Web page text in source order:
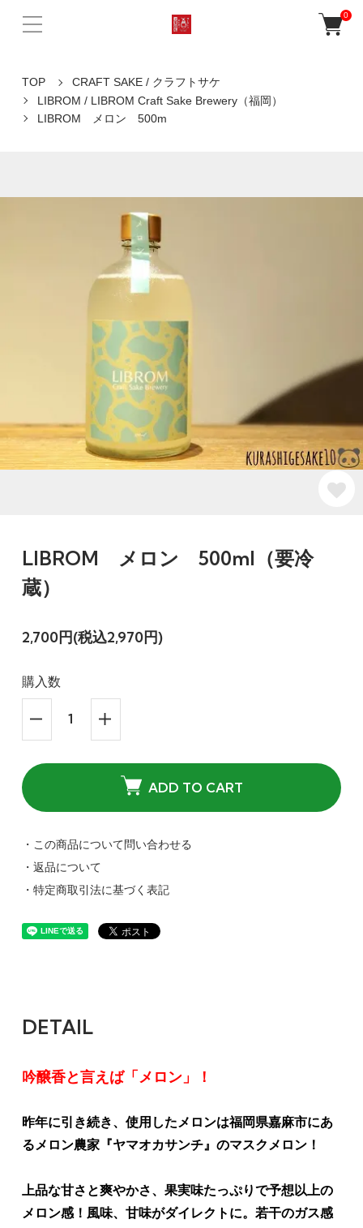
0
TOP
CRAFT SAKE / クラフトサケ
LIBROM / LIBROM Craft Sake Brewery（福岡）
LIBROM メロン 500m
LIBROM メロン 500ml（要冷
蔵）
2,700円(税込2,970円)
購入数
ADD TO CART
・この商品について問い合わせる
・返品について
・特定商取引法に基づく表記
DETAIL
吟醸香と言えば「メロン」！
昨年に引き続き、使用したメロンは福岡県嘉麻市にあ
るメロン農家『ヤマオカサンチ』のマスクメロン！
上品な甘さと爽やかさ、果実味たっぷりで予想以上の
メロン感！風味、甘味がダイレクトに。若干のガス感